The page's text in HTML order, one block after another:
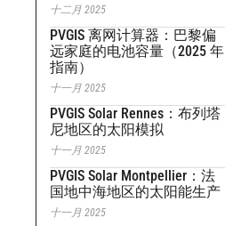
十二月 2025
PVGIS 离网计算器：巴黎偏
远家庭的电池容量（2025 年
指南）
十一月 2025
PVGIS Solar Rennes：布列塔
尼地区的太阳模拟
十一月 2025
PVGIS Solar Montpellier：法
国地中海地区的太阳能生产
十一月 2025